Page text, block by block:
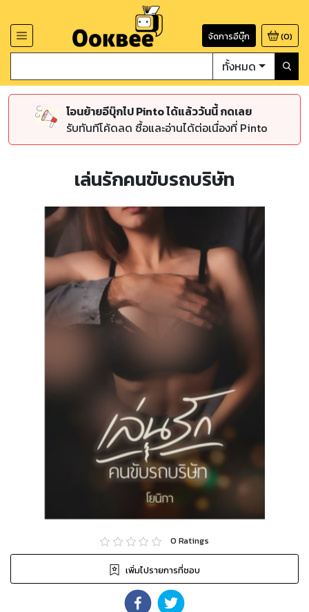
จัดการอีบุ๊ก (0)
ทั้งหมด
โอนย้ายอีบุ๊กไป Pinto ได้แล้ววันนี้ กดเลย
รับทันทีโค้ดลด ซื้อและอ่านได้ต่อเนื่องที่ Pinto
เล่นรักคนขับรถบริษัท
0 Ratings
เพิ่มไปรายการที่ชอบ